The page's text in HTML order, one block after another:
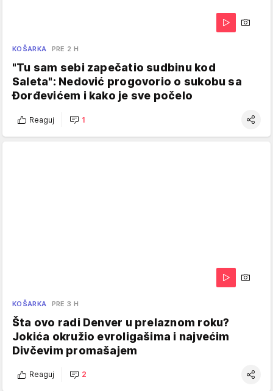
KOŠARKA PRE 2 H
"Tu sam sebi zapečatio sudbinu kod
Saleta": Nedović progovorio o sukobu sa
Đorđevićem i kako je sve počelo
Reaguj 1
KOŠARKA PRE 3 H
Šta ovo radi Denver u prelaznom roku?
Jokića okružio evroligašima i najvećim
Divčevim promašajem
Reaguj 2